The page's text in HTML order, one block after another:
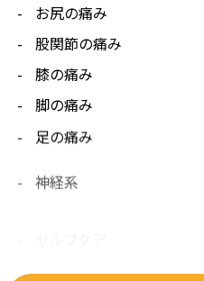
お尻の痛み
股関節の痛み
膝の痛み
脚の痛み
足の痛み
セルフケア